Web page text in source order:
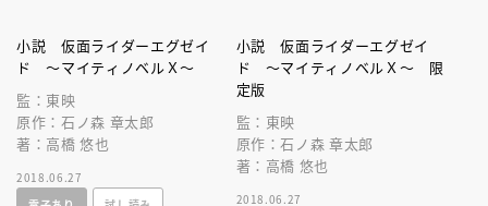
小説 仮面ライダーエグゼイ
ド ～マイティノベルＸ～
監：東映
原作：石ノ森 章太郎
著：高橋 悠也
2018.06.27
小説 仮面ライダーエグゼイ
ド ～マイティノベルＸ～ 限
定版
監：東映
原作：石ノ森 章太郎
著：高橋 悠也
2018.06.27